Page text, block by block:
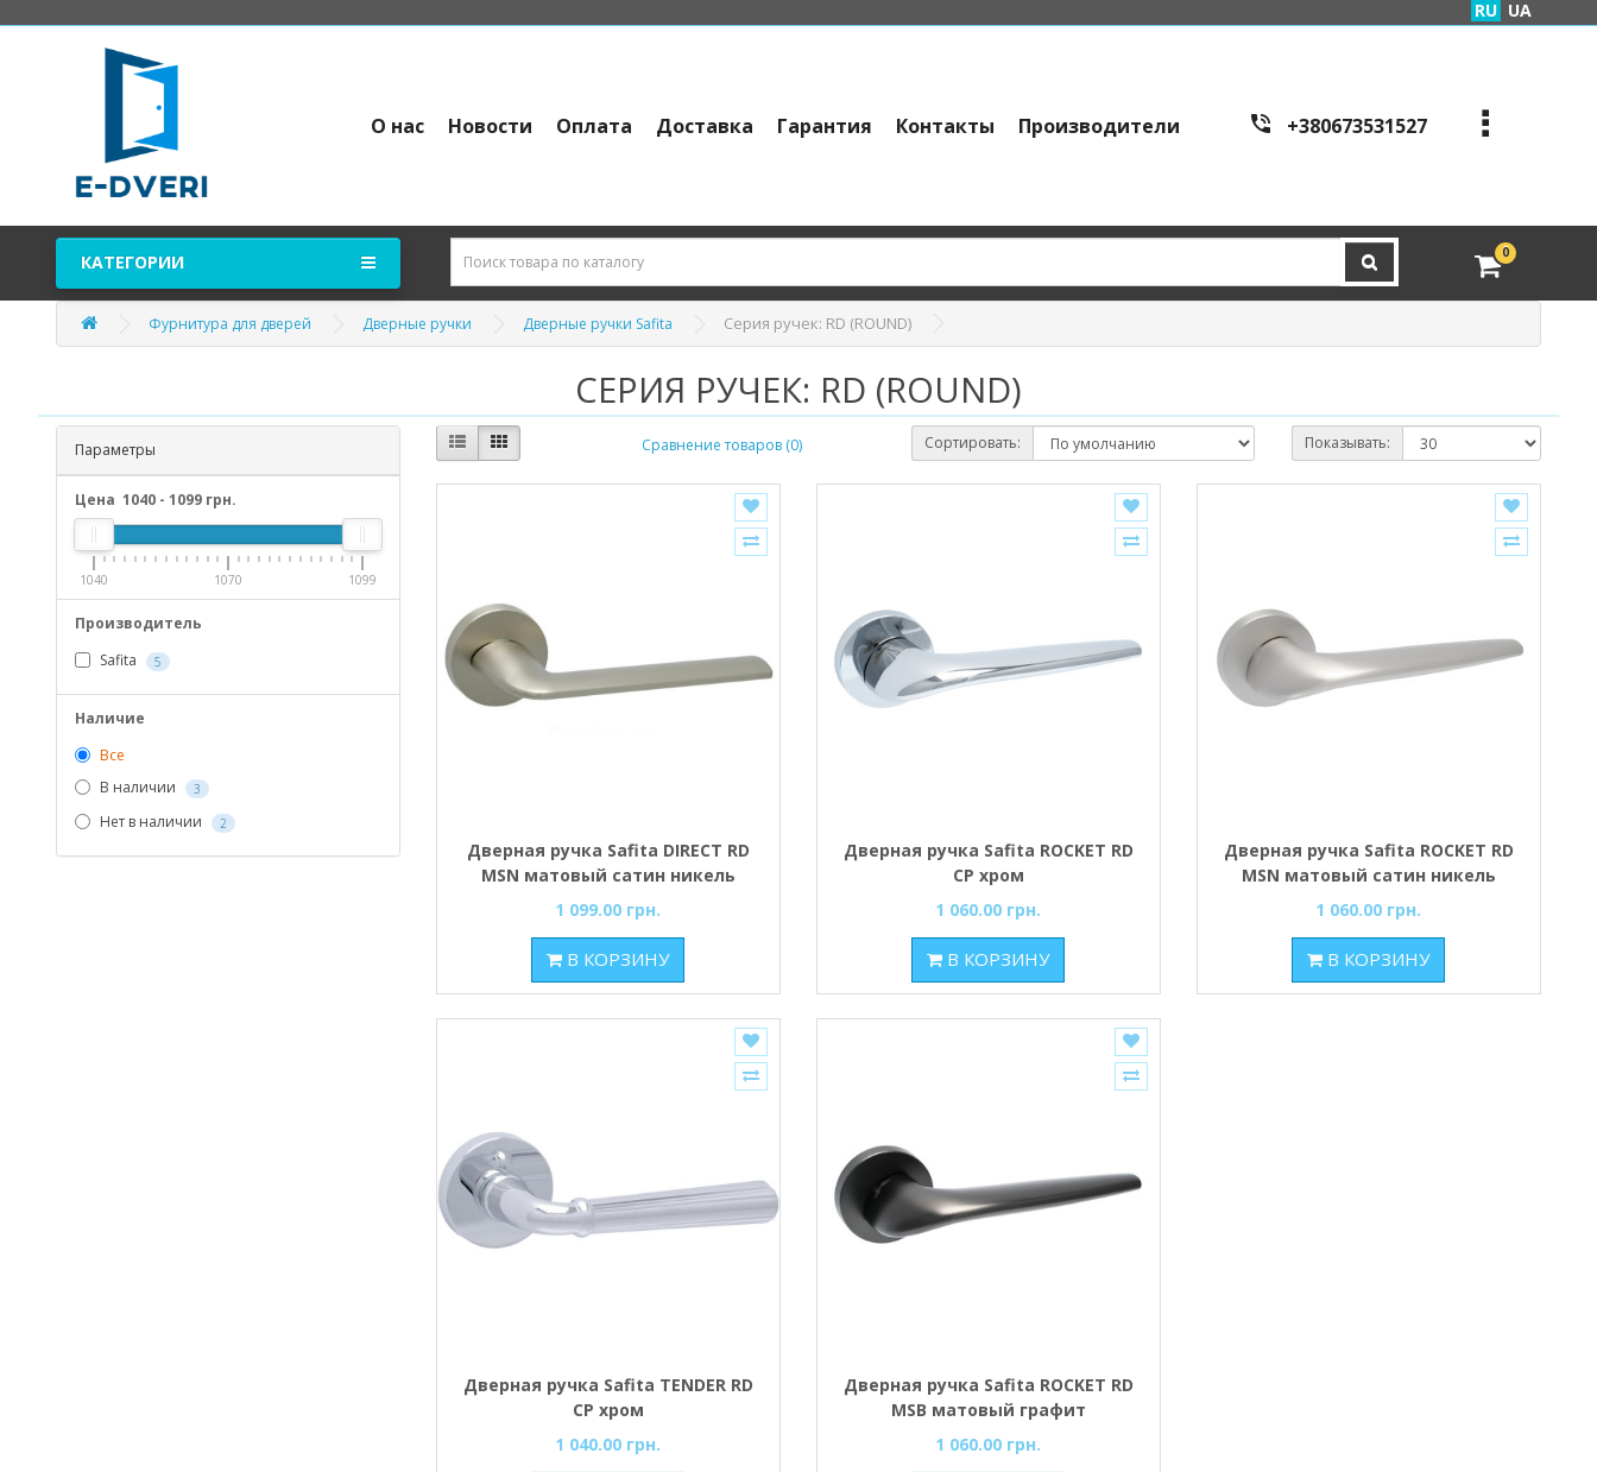
RU UA
О нас Новости Оплата Доставка Гарантия Контакты Производители
+380673531527
edveri.kyiv@gmail.com
Режим работы c
tre:
я 2Б (вход со стороны у
б с 10:00 до 16:00
0
КАТЕГОРИИ
Фурнитура для дверей Дверные ручки Дверные ручки Safita Серия ручек: RD (ROUND)
СЕРИЯ РУЧЕК: RD (ROUND)
Параметры
Цена 1040 - 1099 грн.
1040 1070 1099
Производитель
Safita
5
Наличие
Все
В наличии
3
Нет в наличии 2
Сравнение товаров (0) Сортировать: Показывать:
Дверная ручка Safita DIRECT RD
MSN матовый сатин никель
1 099.00 грн.
В КОРЗИНУ
Дверная ручка Safita ROCKET RD
CP хром
1 060.00 грн.
В КОРЗИНУ
Дверная ручка Safita ROCKET RD
MSN матовый сатин никель
1 060.00 грн.
В КОРЗИНУ
Дверная ручка Safita TENDER RD
CP хром
1 040.00 грн.
Дверная ручка Safita ROCKET RD
MSB матовый графит
1 060.00 грн.